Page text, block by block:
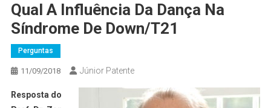
Qual A Influência Da Dança Na
Síndrome De Down/T21
Perguntas
11/09/2018 Júnior Patente
Resposta do